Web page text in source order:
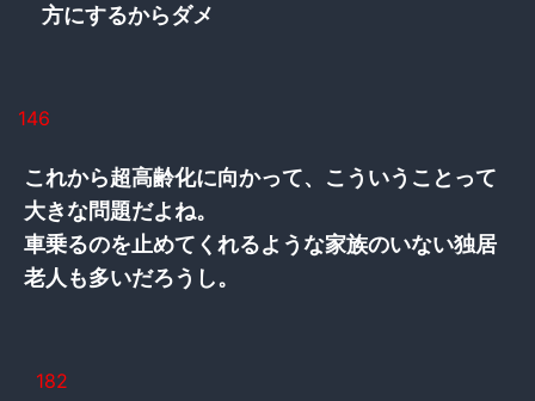
方にするからダメ
146
これから超高齢化に向かって、こういうことって
大きな問題だよね。
車乗るのを止めてくれるような家族のいない独居
老人も多いだろうし。
182